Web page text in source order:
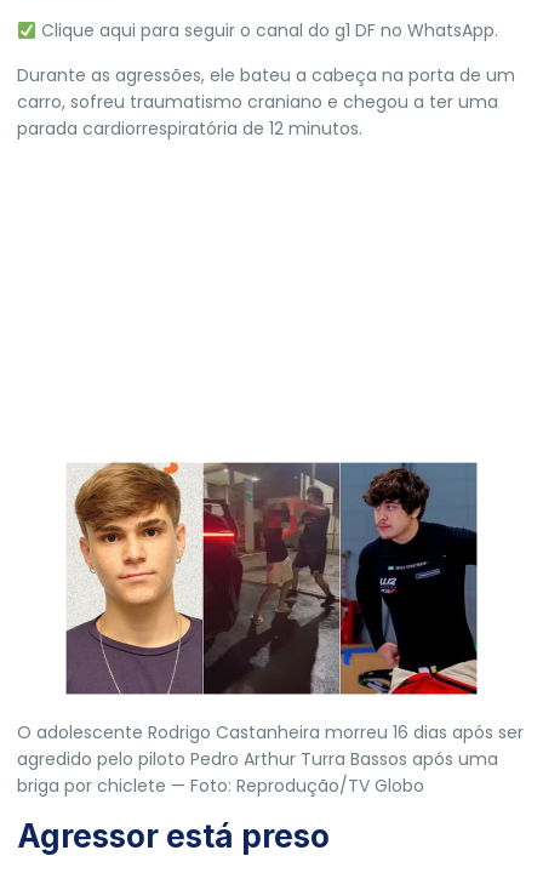
Clique aqui para seguir o canal do g1 DF no WhatsApp.
Durante as agressões, ele bateu a cabeça na porta de um
carro, sofreu traumatismo craniano e chegou a ter uma
parada cardiorrespiratória de 12 minutos.
O adolescente Rodrigo Castanheira morreu 16 dias após ser
agredido pelo piloto Pedro Arthur Turra Bassos após uma
briga por chiclete — Foto: Reprodução/TV Globo
Agressor está preso